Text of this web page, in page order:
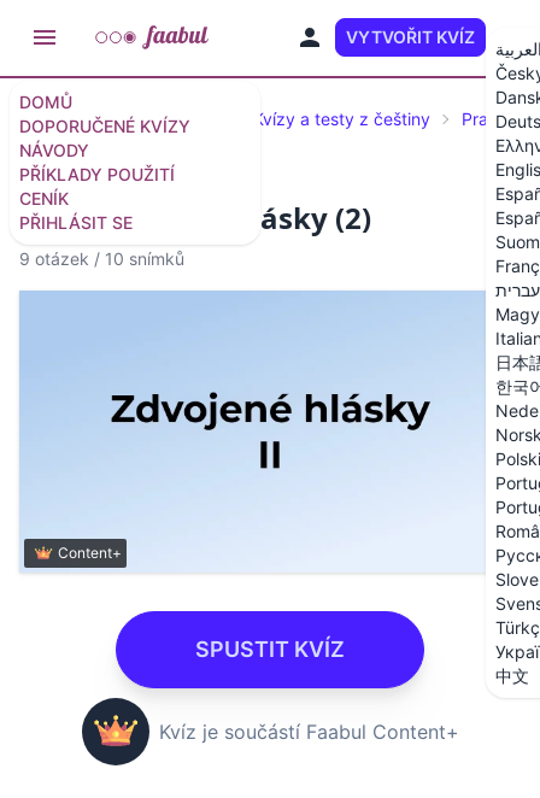
DOMŮ
DOPORUČENÉ KVÍZY
NÁVODY
PŘÍKLADY POUŽITÍ
CENÍK
PŘIHLÁSIT SE
VYTVOŘIT KVÍZ
עברית
日本
한국
Polski
中文
Doporučené kvízy a testy Kvízy a testy z češtiny Pravopis
Kvíz: Zdvojené hlásky (2)
9 otázek / 10 snímků
Content+
SPUSTIT KVÍZ
Kvíz je součástí Faabul Content+